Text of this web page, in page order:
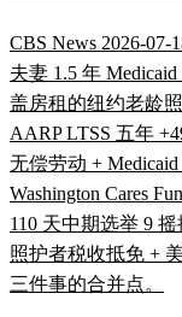
CBS News 2026-07-
夫妻 1.5 年
盖房租的纽约老龄
AARP LTSS 五年
无偿劳动 +
Washington Cares
110 天中期选举 9
照护者税收抵免 +
三件事的合并点。